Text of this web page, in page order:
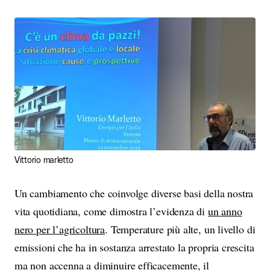
Vittorio marletto
Un cambiamento che coinvolge diverse basi della nostra
vita quotidiana, come dimostra l’evidenza di un anno
nero per l’agricoltura. Temperature più alte, un livello di
emissioni che ha in sostanza arrestato la propria crescita
ma non accenna a diminuire efficacemente, il